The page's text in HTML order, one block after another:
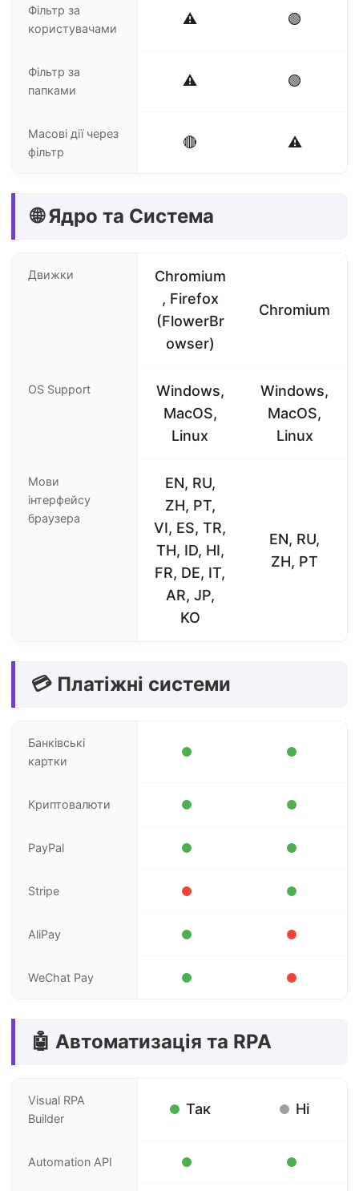
Фільтр за
користувачами
⚠️ 🟢
Фільтр за
папками
⚠️ 🟢
Масові дії через
фільтр
🔴 ⚠️
🌐 Ядро та Система
Движки
Chromium
, Firefox
(FlowerBr
owser)
Chromium
OS Support
Windows,
MacOS,
Linux
Windows,
MacOS,
Linux
Мови
інтерфейсу
браузера
EN, RU,
ZH, PT,
VI, ES, TR,
TH, ID, HI,
FR, DE, IT,
AR, JP,
KO
EN, RU,
ZH, PT
💳 Платіжні системи
Банківські
картки
Криптовалюти
PayPal
Stripe
AliPay
WeChat Pay
🤖 Автоматизація та RPA
Visual RPA
Builder
Так Ні
Automation API